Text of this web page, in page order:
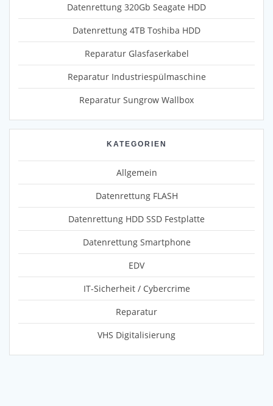
Datenrettung 320Gb Seagate HDD
Datenrettung 4TB Toshiba HDD
Reparatur Glasfaserkabel
Reparatur Industriespülmaschine
Reparatur Sungrow Wallbox
KATEGORIEN
Allgemein
Datenrettung FLASH
Datenrettung HDD SSD Festplatte
Datenrettung Smartphone
EDV
IT-Sicherheit / Cybercrime
Reparatur
VHS Digitalisierung